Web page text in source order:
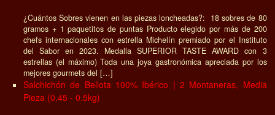
¿Cuántos Sobres vienen en las piezas loncheadas?: 18 sobres de 80
gramos + 1 paquetitos de puntas Producto elegido por más de 200
chefs internacionales con estrella Michelín premiado por el Instituto
del Sabor en 2023. Medalla SUPERIOR TASTE AWARD con 3
estrellas (el máximo) Toda una joya gastronómica apreciada por los
mejores gourmets del […]
Salchichón de Bellota 100% Ibérico | 2 Montaneras, Media
Pieza (0.45 - 0.5kg)